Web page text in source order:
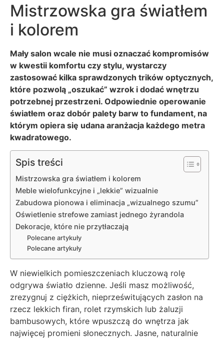
Mistrzowska gra światłem
i kolorem
Mały salon wcale nie musi oznaczać kompromisów
w kwestii komfortu czy stylu, wystarczy
zastosować kilka sprawdzonych trików optycznych,
które pozwolą „oszukać” wzrok i dodać wnętrzu
potrzebnej przestrzeni. Odpowiednie operowanie
światłem oraz dobór palety barw to fundament, na
którym opiera się udana aranżacja każdego metra
kwadratowego.
Spis treści
Mistrzowska gra światłem i kolorem
Meble wielofunkcyjne i „lekkie” wizualnie
Zabudowa pionowa i eliminacja „wizualnego szumu”
Oświetlenie strefowe zamiast jednego żyrandola
Dekoracje, które nie przytłaczają
Polecane artykuły
Polecane artykuły
W niewielkich pomieszczeniach kluczową rolę
odgrywa światło dzienne. Jeśli masz możliwość,
zrezygnuj z ciężkich, nieprześwitujących zasłon na
rzecz lekkich firan, rolet rzymskich lub żaluzji
bambusowych, które wpuszczą do wnętrza jak
najwięcej promieni słonecznych. Jasne, naturalnie